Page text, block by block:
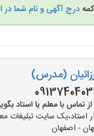
درج آگهی و نام شما
(مدرس)
با معلم یا استاد بگویید:
استاد،یک سایت تبلیغات
- اصفهان